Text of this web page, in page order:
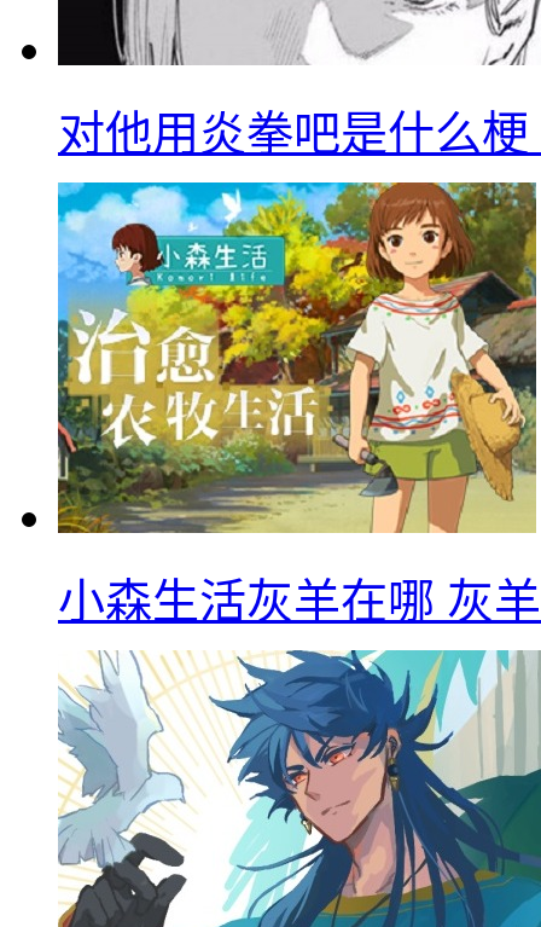
对他用炎拳吧是什么
小森生活灰羊在哪 灰